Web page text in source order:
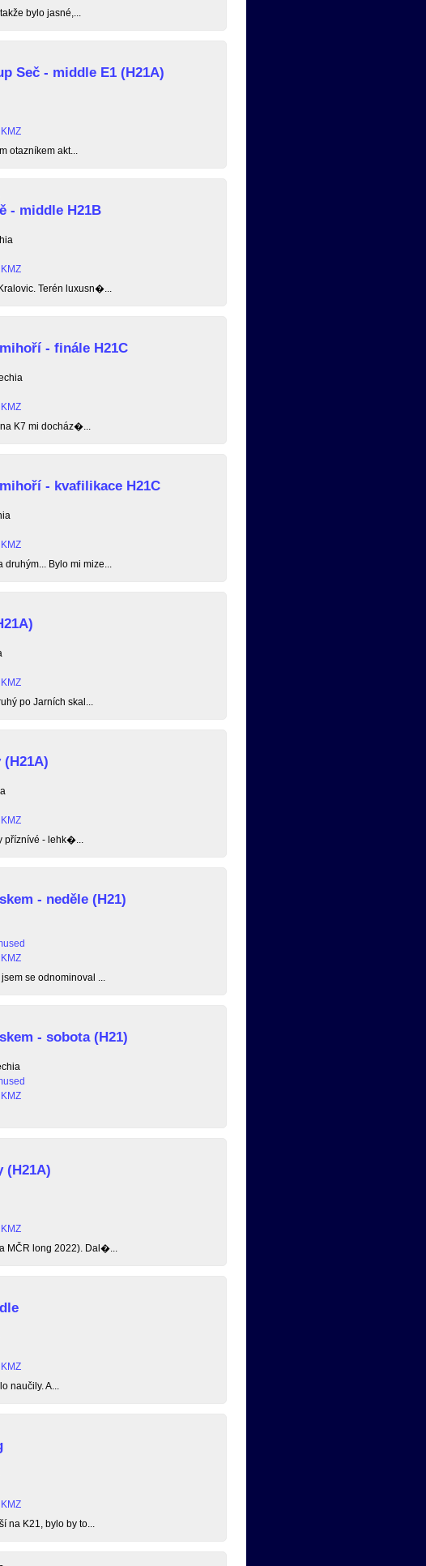
bylo jasné,...
Seč - middle E1 (H21A)
KMZ
otazníkem akt...
- middle H21B
KMZ
Terén luxusn�...
- finále H21C
KMZ
K7 mi docház�...
- kvafilikace H21C
KMZ
Bylo mi mize...
KMZ
po Jarních skal...
KMZ
- lehk�...
- neděle (H21)
KMZ
se odnominoval ...
- sobota (H21)
KMZ
(H21A)
KMZ
MČR long 2022). Dal�...
KMZ
naučily. A...
KMZ
K21, bylo by to...